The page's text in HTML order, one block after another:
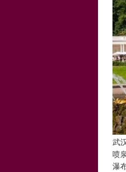
武
喷
瀑